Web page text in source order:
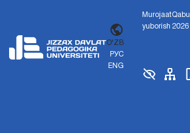
O'ZB
РУС
ENG
Murojaat
yuborish
Qabul
2026